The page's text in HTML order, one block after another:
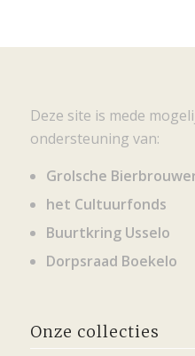
Deze site is mede
ondersteuning van:
Grolsche
het Cultuurfonds
Buurtkring Usselo
Dorpsraad Boekelo
Onze collecties